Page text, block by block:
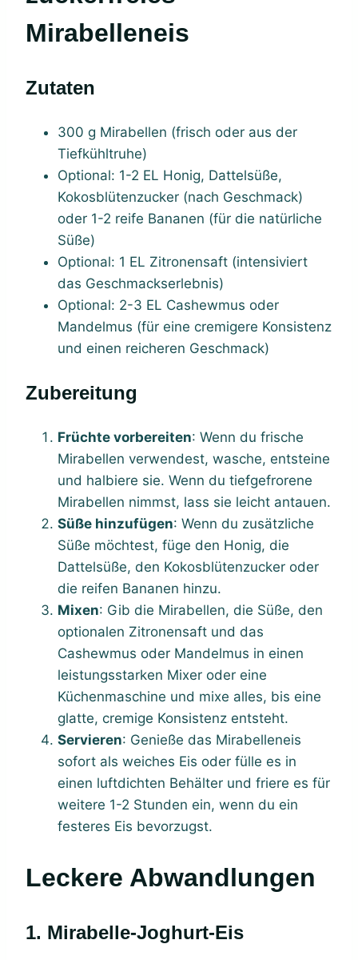
Mirabelleneis
Zutaten
300 g Mirabellen (frisch oder aus der
Tiefkühltruhe)
Optional: 1-2 EL Honig, Dattelsüße,
Kokosblütenzucker (nach Geschmack)
oder 1-2 reife Bananen (für die natürliche
Süße)
Optional: 1 EL Zitronensaft (intensiviert
das Geschmackserlebnis)
Optional: 2-3 EL Cashewmus oder
Mandelmus (für eine cremigere Konsistenz
und einen reicheren Geschmack)
Zubereitung
Früchte vorbereiten: Wenn du frische
Mirabellen verwendest, wasche, entsteine
und halbiere sie. Wenn du tiefgefrorene
Mirabellen nimmst, lass sie leicht antauen.
Süße hinzufügen: Wenn du zusätzliche
Süße möchtest, füge den Honig, die
Dattelsüße, den Kokosblütenzucker oder
die reifen Bananen hinzu.
Mixen: Gib die Mirabellen, die Süße, den
optionalen Zitronensaft und das
Cashewmus oder Mandelmus in einen
leistungsstarken Mixer oder eine
Küchenmaschine und mixe alles, bis eine
glatte, cremige Konsistenz entsteht.
Servieren: Genieße das Mirabelleneis
sofort als weiches Eis oder fülle es in
einen luftdichten Behälter und friere es für
weitere 1-2 Stunden ein, wenn du ein
festeres Eis bevorzugst.
Leckere Abwandlungen
1. Mirabelle-Joghurt-Eis